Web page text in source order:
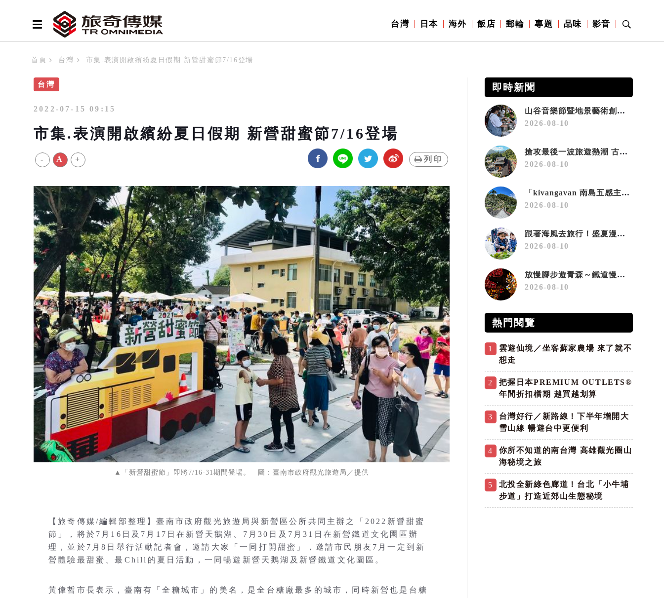
台灣 日本 海外 飯店 郵輪 專題 品味 影音
首頁 台灣 市集.表演開啟繽紛夏日假期 新營甜蜜節7/16登場
台灣
2022-07-15 09:15
市集.表演開啟繽紛夏日假期 新營甜蜜節7/16登場
- A + 列印
▲「新營甜蜜節」即將7/16-31期間登場。 圖：臺南市政府觀光旅遊局／提供
【旅奇傳媒/編輯部整理】臺南市政府觀光旅遊局與新營區公所共同主辦之「2022新營甜蜜
節」，將於7月16日及7月17日在新營天鵝湖、7月30日及7月31日在新營鐵道文化園區辦
理，並於7月8日舉行活動記者會，邀請大家「一同打開甜蜜」，邀請市民朋友7月一定到新
營體驗最甜蜜、最Chill的夏日活動，一同暢遊新營天鵝湖及新營鐵道文化園區。
黃偉哲市長表示，臺南有「全糖城市」的美名，是全台糖廠最多的城市，同時新營也是台糖
即時新聞
山谷音樂節暨地景藝術創作《rmdax破曉》11月花蓮銅門登場
2026-08-10
搶攻最後一波旅遊熱潮 古獵場全包體驗 玩到小笠原夜遊觀星
2026-08-10
「kivangavan 南島五感主題遊程」熱烈報名中 邀旅人深度探索、情牽大武山
2026-08-10
跟著海風去旅行！盛夏漫遊高雄「海線潮旅行」 五大主題遊程探索漁村魅力
2026-08-10
放慢腳步遊青森～鐵道慢旅、超大睡魔燈籠與ReLabo質感溫泉
2026-08-10
熱門閱覽
1
雲遊仙境／坐客蘇家農場 來了就不
想走
2
把握日本PREMIUM OUTLETS®
年間折扣檔期 越買越划算
3
台灣好行／新路線！下半年增開大
雪山線 暢遊台中更便利
4
你所不知道的南台灣 高雄觀光圈山
海秘境之旅
5
北投全新綠色廊道！台北「小牛埔
步道」打造近郊山生態秘境